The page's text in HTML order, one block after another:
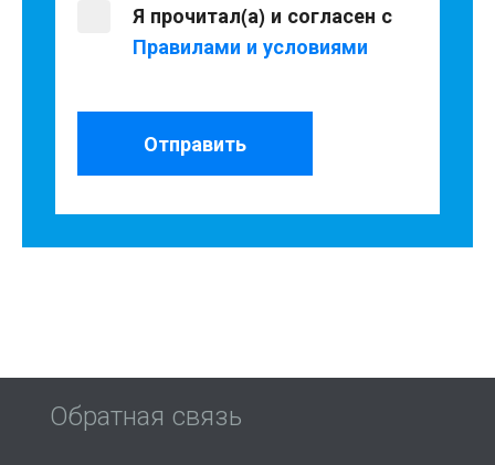
Я прочитал(а) и согласен с
Правилами и условиями
Отправить
Обратная связь